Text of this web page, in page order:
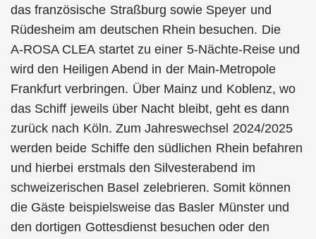
das französische Straßburg sowie Speyer und
Rüdesheim am deutschen Rhein besuchen. Die
A-ROSA CLEA startet zu einer 5-Nächte-Reise und
wird den Heiligen Abend in der Main-Metropole
Frankfurt verbringen. Über Mainz und Koblenz, wo
das Schiff jeweils über Nacht bleibt, geht es dann
zurück nach Köln. Zum Jahreswechsel 2024/2025
werden beide Schiffe den südlichen Rhein befahren
und hierbei erstmals den Silvesterabend im
schweizerischen Basel zelebrieren. Somit können
die Gäste beispielsweise das Basler Münster und
den dortigen Gottesdienst besuchen oder den